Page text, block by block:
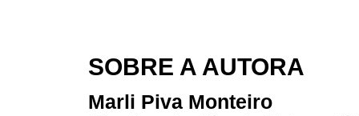
SOBRE A AUTORA
Marli Piva Monteiro